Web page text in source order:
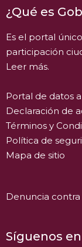
¿Qué es
Es el portal
participación
Leer más.
Portal de datos
Declaración de
Términos y
Política de
Mapa de sitio
Denuncia
Síguenos en